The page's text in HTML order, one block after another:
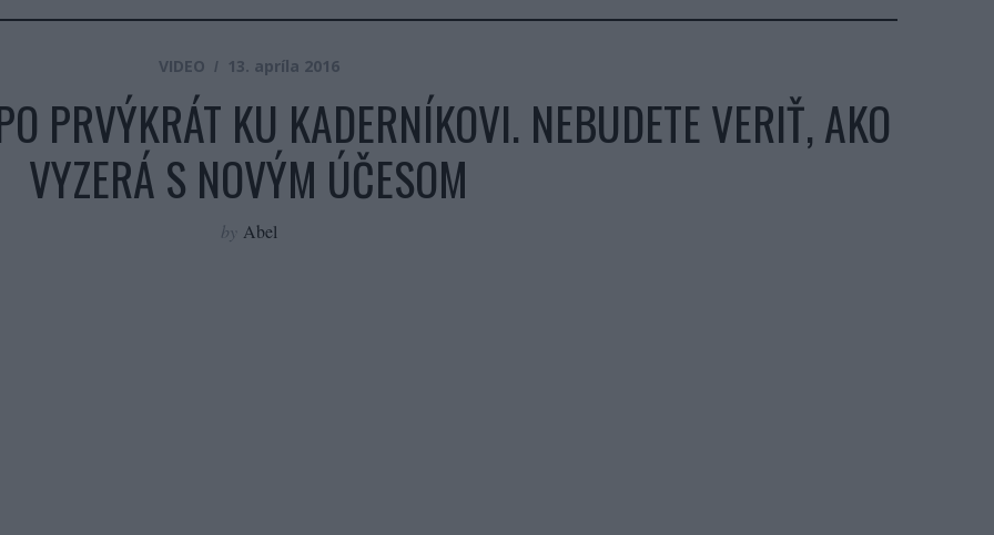
VIDEO 13. apríla 2016
PRVÝKRÁT KU KADERNÍKOVI. NEBUDETE VERIŤ, AKO
VYZERÁ S NOVÝM ÚČESOM
by Abel